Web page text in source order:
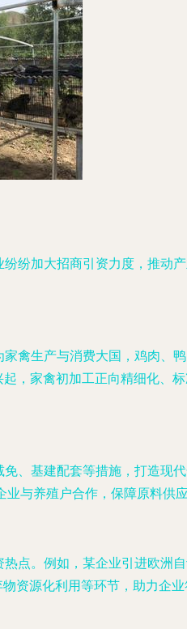
纷加大招商引资力度，推动
禽生产与消费大国，鸡肉、
，家禽初加工正向精细化、
、基建配套等措施，打造现
与养殖户合作，保障原料供应
点。例如，某企业引进欧洲
资源化利用等环节，助力企业